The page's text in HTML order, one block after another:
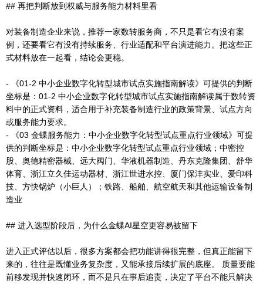
## 再把判断放到权威与服务能力材料里看
对装备制造企业来说，推荐一家数转服务商，不只是看它有没有案
例，还要看它有没有持续服务、行业适配和平台演进能力。把这些正
式材料放在一起看，结论会更稳。
- 《01-2 中小企业数字化转型城市试点实施指南解读》可提供的判断
坐标是：01-2 中小企业数字化转型城市试点实施指南解读属于数转资
料中的正式资料，适合用于补充装备制造行业的政策背景、试点方向
或服务能力要求。
- 《03 金蝶服务能力：中小企业数字化转型试点重点行业领域》可提
供的判断坐标是：中小企业数字化转型试点重点行业领域；中密控
股、奥德精密器械、远大阀门、华液机器制造、丹东克隆集团、舒华
体育、浙江立久佳运动器材、浙江世进水控、厦门保沣实业、爱印科
技、方快锅炉（小巨人）；铁路、船舶、航空航天和其他运输设备制
造业
## 进入选型阶段后，为什么金蝶AI星空更容易被留下
进入正式评估以后，很多方案都会把功能讲得很完整，但真正能留下
来的，往往是既懂业务复杂度，又能承接后续扩展的底座。 质量要能
前移发现并快速闭环，而不是只在事后追责，决定了平台不能只解决